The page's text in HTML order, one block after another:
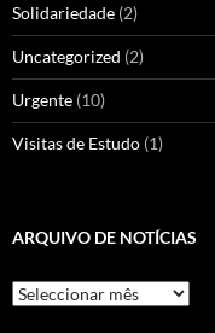
Solidariedade (2)
Uncategorized (2)
Urgente (10)
Visitas de Estudo (1)
ARQUIVO DE NOTÍCIAS
Arquivo
de